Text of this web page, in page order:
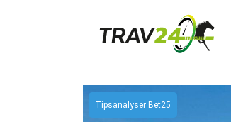
Tipsanalyser Bet25